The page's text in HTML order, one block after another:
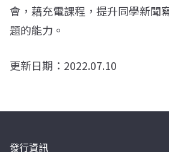
會，藉充電課程，提升同學新聞
題的能力。
更新日期：2022.07.10
發行資訊